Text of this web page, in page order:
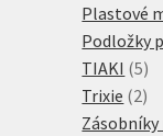
Plastové
Podložky
TIAKI 55
Trixie 22